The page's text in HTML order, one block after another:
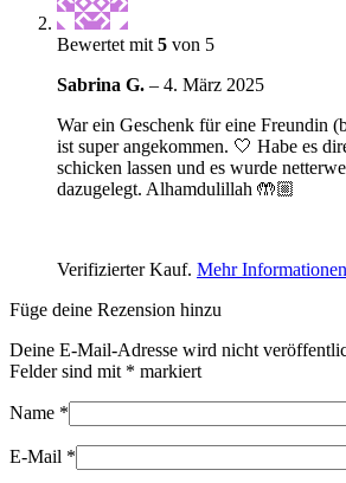
Bewertet mit 5 von 5
Sabrina G. – 4. März 2025
War ein Geschenk für eine Freundin
ist super angekommen. 🤍 Habe es
schicken lassen und es wurde
dazugelegt. Alhamdulillah 🤲🏼
Verifizierter Kauf. Mehr Informationen
Füge deine Rezension hinzu
Deine E-Mail-Adresse wird nicht
Felder sind mit * markiert
Name *
E-Mail *